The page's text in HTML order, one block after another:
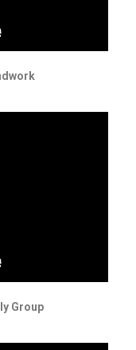
Group